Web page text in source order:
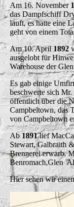
Am 16. November
das Dampfschiff
läuft, es hatte eine
geht von einem
Am 10. April1892
ausgelobt für
Warehouse der
Es gab einige
beschwerte sich
öffentlich über die
Campbeltown, das
von Campbeltown
Ab 1891lief
Stewart, Galbraith
Brennerei erwarb.
Benromach,Glen
Hier sehen wir